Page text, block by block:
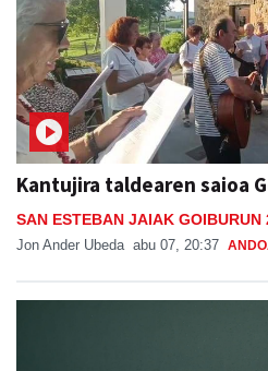
Kantujira taldearen saioa
SAN ESTEBAN JAIAK GOIBURUN
Jon Ander Ubeda abu 07, 20:37